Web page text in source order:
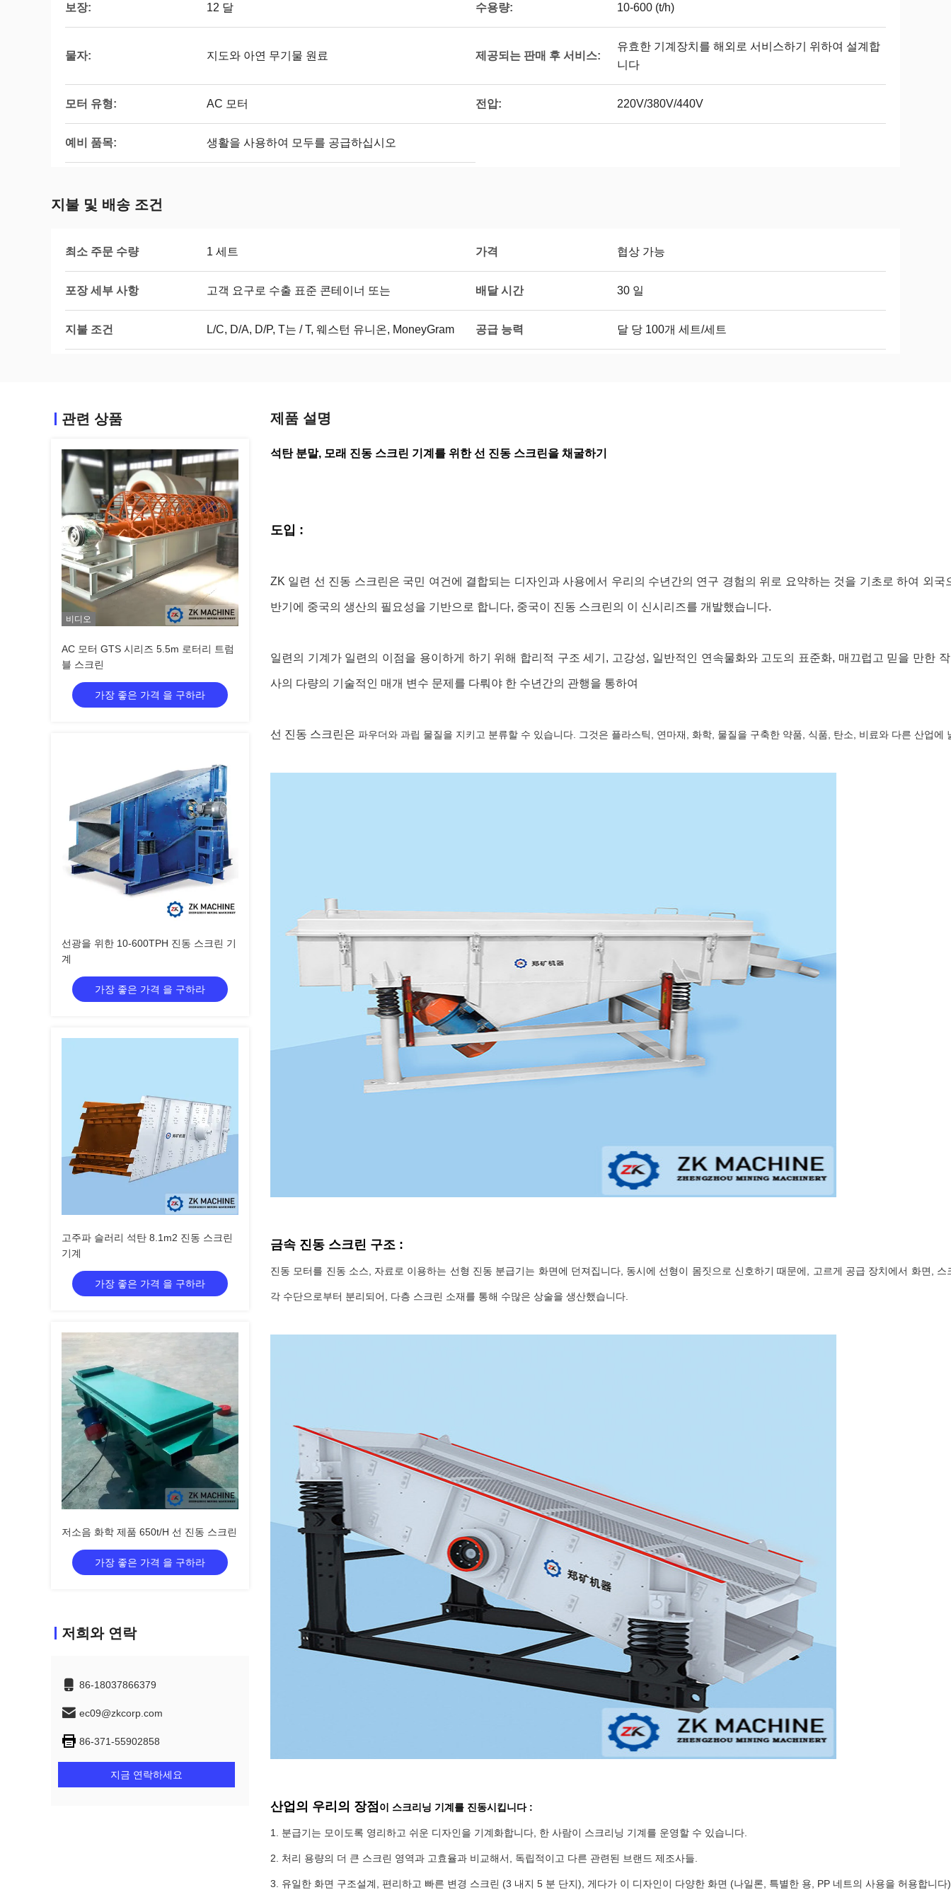
보장: 12 달 수용량: 10-600 (t/h)
물자: 지도와 아연 무기물 원료 제공되는 판매 후 서비스:
유효한 기계장치를 해외로 서비스하기 위하여 설계합
니다
모터 유형: AC 모터 전압: 220V/380V/440V
예비 품목: 생활을 사용하여 모두를 공급하십시오
지불 및 배송 조건
최소 주문 수량 1 세트 가격 협상 가능
포장 세부 사항 고객 요구로 수출 표준 콘테이너 또는 배달 시간 30 일
지불 조건 L/C, D/A, D/P, T는 / T, 웨스턴 유니온, MoneyGram 공급 능력 달 당 100개 세트/세트
관련 상품
비디오
AC 모터 GTS 시리즈 5.5m 로터리 트럼
블 스크린
가장 좋은 가격 을 구하라
선광을 위한 10-600TPH 진동 스크린 기
계
가장 좋은 가격 을 구하라
고주파 슬러리 석탄 8.1m2 진동 스크린
기계
가장 좋은 가격 을 구하라
저소음 화학 제품 650t/H 선 진동 스크린
가장 좋은 가격 을 구하라
저희와 연락
86-18037866379
ec09@zkcorp.com
86-371-55902858
지금 연락하세요
제품 설명
석탄 분말, 모래 진동 스크린 기계를 위한 선 진동 스크린을 채굴하기
도입 :
ZK 일련 선 진동 스크린은 국민 여건에 결합되는 디자인과 사용에서 우리의 수년간의 연구 경험의 위로 요약하는 것을 기초로 하여 외국
반기에 중국의 생산의 필요성을 기반으로 합니다, 중국이 진동 스크린의 이 신시리즈를 개발했습니다.
일련의 기계가 일련의 이점을 용이하게 하기 위해 합리적 구조 세기, 고강성, 일반적인 연속물화와 고도의 표준화, 매끄럽고 믿을 만한
사의 다량의 기술적인 매개 변수 문제를 다뤄야 한 수년간의 관행을 통하여
선 진동 스크린은 파우더와 과립 물질을 지키고 분류할 수 있습니다. 그것은 플라스틱, 연마재, 화학, 물질을 구축한 약품, 식품, 탄소, 비료와 다른 산업에
금속 진동 스크린 구조 :
진동 모터를 진동 소스, 자료로 이용하는 선형 진동 분급기는 화면에 던져집니다, 동시에 선형이 몸짓으로 신호하기 때문에, 고르게 공급 장치에서 화면,
각 수단으로부터 분리되어, 다층 스크린 소재를 통해 수많은 상술을 생산했습니다.
산업의 우리의 장점 이 스크리닝 기계를 진동시킵니다 :
1. 분급기는 모이도록 영리하고 쉬운 디자인을 기계화합니다, 한 사람이 스크리닝 기계를 운영할 수 있습니다.
2. 처리 용량의 더 큰 스크린 영역과 고효율과 비교해서, 독립적이고 다른 관련된 브랜드 제조사들.
3. 유일한 화면 구조설계, 편리하고 빠른 변경 스크린 (3 내지 5 분 단지), 게다가 이 디자인이 다양한 화면 (나일론, 특별한 용, PP 네트의 사용을 허용합니다